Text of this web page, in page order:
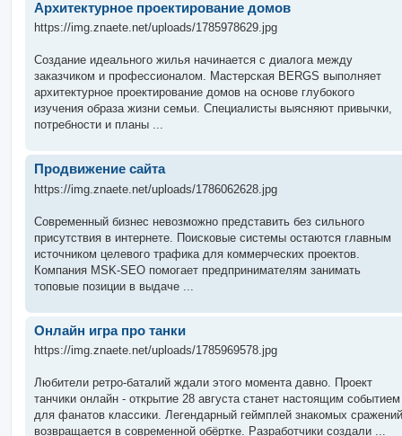
Aрхитектурное проектирование домов
https://img.znaete.net/uploads/1785978629.jpg
Создание идеального жилья начинается с диалога между
заказчиком и профессионалом. Мастерская BERGS выполняет
архитектурное проектирование домов на основе глубокого
изучения образа жизни семьи. Специалисты выясняют привычки,
потребности и планы ...
Продвижение сайта
https://img.znaete.net/uploads/1786062628.jpg
Современный бизнес невозможно представить без сильного
присутствия в интернете. Поисковые системы остаются главным
источником целевого трафика для коммерческих проектов.
Компания MSK-SEO помогает предпринимателям занимать
топовые позиции в выдаче ...
Онлайн игра про танки
https://img.znaete.net/uploads/1785969578.jpg
Любители ретро-баталий ждали этого момента давно. Проект
танчики онлайн - открытие 28 августа станет настоящим событием
для фанатов классики. Легендарный геймплей знакомых сражений
возвращается в современной обёртке. Разработчики создали ...